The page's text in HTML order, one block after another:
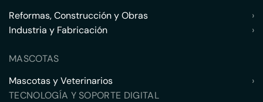
Reformas, Construcción y Obras
›
Industria y Fabricación
›
MASCOTAS
Mascotas y Veterinarios
›
TECNOLOGÍA Y SOPORTE DIGITAL